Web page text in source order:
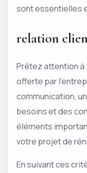
sont essentielles
relation
Prêtez attention à
offerte par
communication,
besoins et des
éléments
votre projet de
En suivant ces